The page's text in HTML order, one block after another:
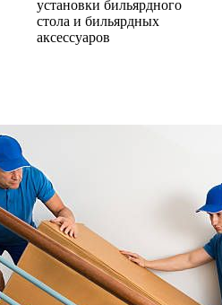
установки бильярдного
стола и бильярдных
аксессуаров